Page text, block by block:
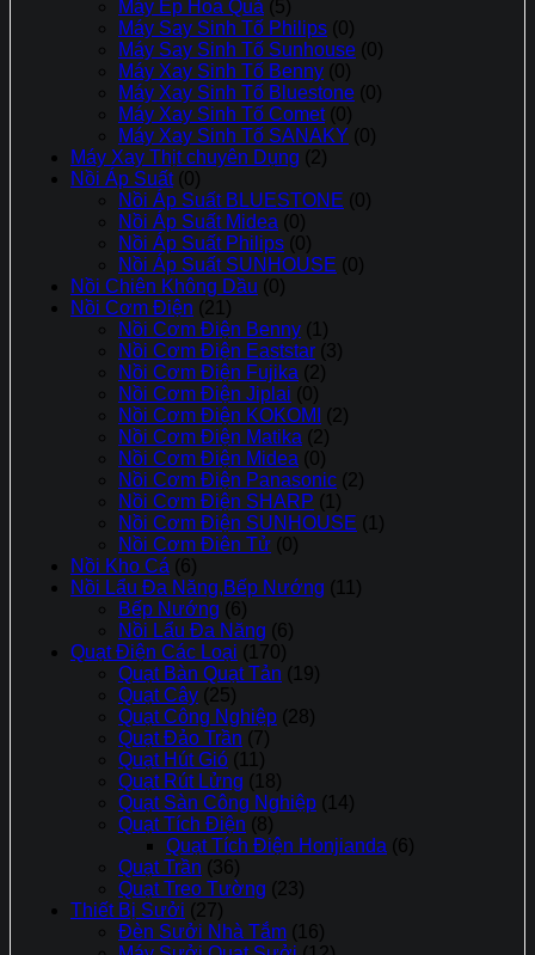
Máy Ép Hoa Quả (5)
Máy Say Sinh Tố Philips (0)
Máy Say Sinh Tố Sunhouse (0)
Máy Xay Sinh Tố Benny (0)
Máy Xay Sinh Tố Bluestone (0)
Máy Xay Sinh Tố Comet (0)
Máy Xay Sinh Tố SANAKY (0)
Máy Xay Thịt chuyên Dụng (2)
Nồi Áp Suất (0)
Nồi Áp Suất BLUESTONE (0)
Nồi Áp Suất Midea (0)
Nồi Áp Suất Philips (0)
Nồi Áp Suất SUNHOUSE (0)
Nồi Chiên Không Dầu (0)
Nồi Cơm Điện (21)
Nồi Cơm Điện Benny (1)
Nồi Cơm Điện Eaststar (3)
Nồi Cơm Điện Fujika (2)
Nồi Cơm Điện Jiplai (0)
Nồi Cơm Điện KOKOMI
(2)
Nồi Cơm Điện Matika (2)
Nồi Cơm Điện Midea (0)
Nồi Cơm Điện Panasonic (2)
Nồi Cơm Điện SHARP (1)
Nồi Cơm Điện SUNHOUSE (1)
Nồi Cơm Điên Tử (0)
Nồi Kho Cá (6)
Nồi Lẩu Đa Năng,Bếp Nướng (11)
Bếp Nướng (6)
Nồi Lẩu Đa Năng (6)
Quạt Điện Các Loại (170)
Quạt Bàn Quạt Tản (19)
Quạt Cây (25)
Quạt Công Nghiệp (28)
Quạt Đảo Trần (7)
Quạt Hút Gió (11)
Quạt Rút Lửng (18)
Quạt Sàn Công Nghiệp (14)
Quạt Tích Điện (8)
Quạt Tích Điện Honjianda (6)
Quạt Trần (36)
Quạt Treo Tường (23)
Thiết Bị Sưởi (27)
Đèn Sưởi Nhà Tắm (16)